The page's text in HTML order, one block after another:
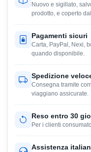
Nuovo e sigillato,
prodotto, e coperto
Pagamenti sicuri
Carta, PayPal, Nexi,
quando disponibile.
Spedizione
Consegna tramite
viaggiano assicurate.
Reso entro 30
Per i clienti
Assistenza